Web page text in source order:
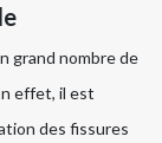
grand nombre de
effet, il est
des fissures